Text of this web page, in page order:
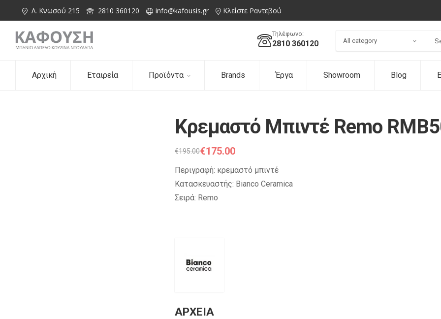
Λ. Κνωσού 215 2810 360120 info@kafousis.gr Κλείστε Ραντεβού
Τηλέφωνο:
2810 360120 All category
Αρχική Εταιρεία Προϊόντα Brands Έργα Showroom Blog
Κρεμαστό Μπιντέ Remo
€195.00€175.00
Περιγραφή: κρεμαστό μπιντέ
Κατασκευαστής: Bianco Ceramica
Σειρά: Remo
ΑΡΧΕΙΑ